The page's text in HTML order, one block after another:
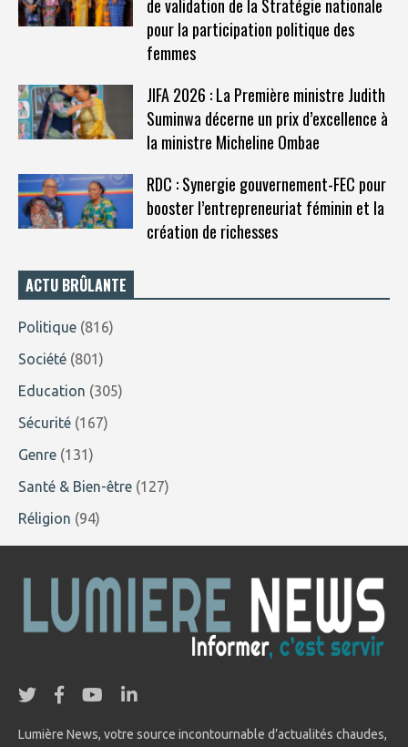
de validation de la Stratégie nationale
pour la participation politique des
femmes
JIFA 2026 : La Première ministre Judith
Suminwa décerne un prix d’excellence à
la ministre Micheline Ombae
RDC : Synergie gouvernement-FEC pour
booster l’entrepreneuriat féminin et la
création de richesses
ACTU BRÛLANTE
Politique (816)
Société (801)
Education (305)
Sécurité (167)
Genre (131)
Santé & Bien-être (127)
Réligion (94)
Lumière News, votre source incontournable d’actualités chaudes,